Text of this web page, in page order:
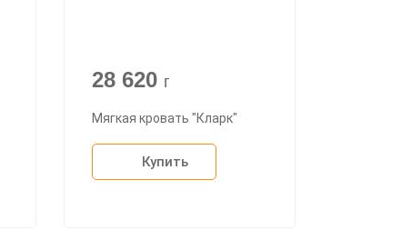
28 620 г
Мягкая кровать "Кларк"
Купить